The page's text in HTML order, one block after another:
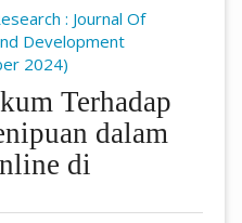
: Journal Of
Development
2024)
Terhadap
dalam
di